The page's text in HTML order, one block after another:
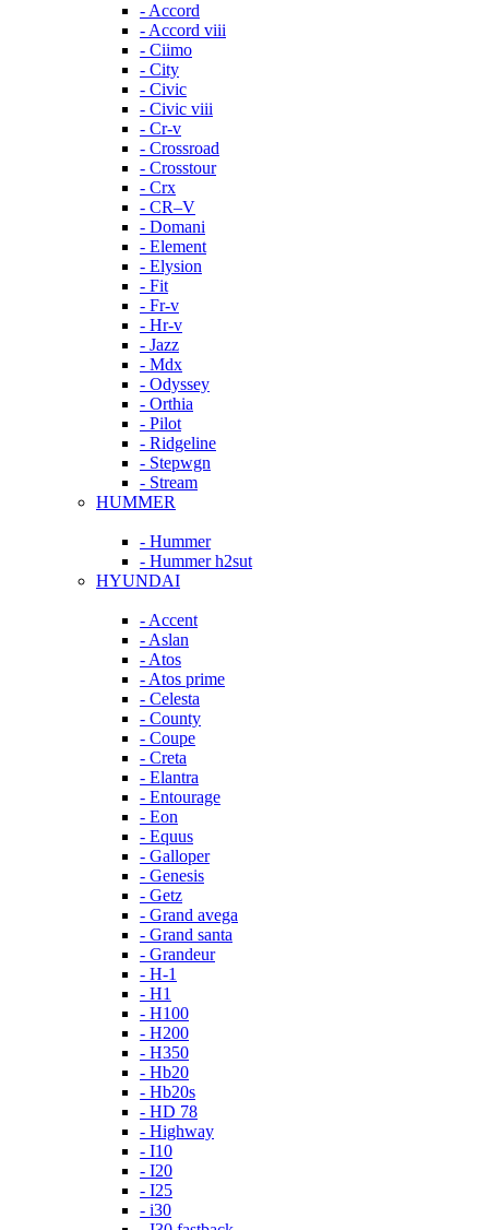
- Accord
- Accord viii
- Ciimo
- City
- Civic
- Civic viii
- Cr-v
- Crossroad
- Crosstour
- Crx
- CR–V
- Domani
- Element
- Elysion
- Fit
- Fr-v
- Hr-v
- Jazz
- Mdx
- Odyssey
- Orthia
- Pilot
- Ridgeline
- Stepwgn
- Stream
HUMMER
- Hummer
- Hummer h2sut
HYUNDAI
- Accent
- Aslan
- Atos
- Atos prime
- Celesta
- County
- Coupe
- Creta
- Elantra
- Entourage
- Eon
- Equus
- Galloper
- Genesis
- Getz
- Grand avega
- Grand santa
- Grandeur
- H-1
- H1
- H100
- H200
- H350
- Hb20
- Hb20s
- HD 78
- Highway
- I10
- I20
- I25
- i30